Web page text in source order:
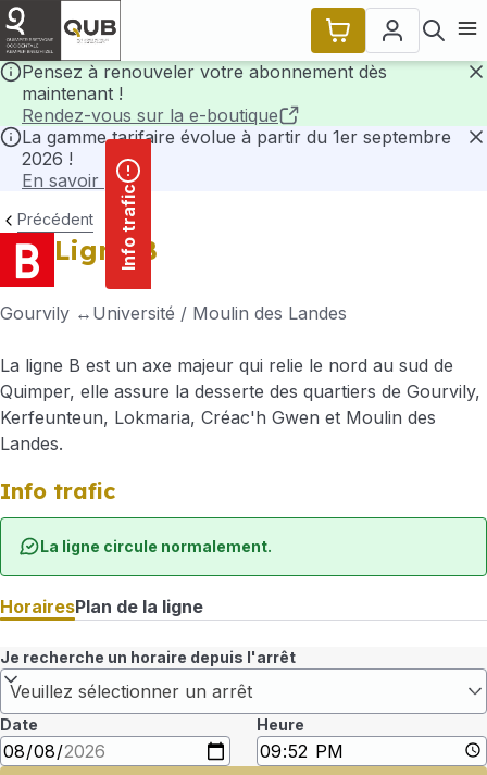
principal
Pensez à renouveler votre abonnement dès
maintenant !
Rendez-vous sur la e-boutique
La gamme tarifaire évolue à partir du 1er septembre
2026 !
En savoir plus
Info trafic
Précédent
Ligne B
Gourvily Université / Moulin des Landes
La ligne B est un axe majeur qui relie le nord au sud de
Quimper, elle assure la desserte des quartiers de Gourvily,
Kerfeunteun, Lokmaria, Créac'h Gwen et Moulin des
Landes.
Info trafic
La ligne circule normalement.
HorairesPlan de la ligne
Je recherche un horaire depuis l'arrêt
Veuillez sélectionner un arrêt
Date Heure
Panneau de gestion des cookies